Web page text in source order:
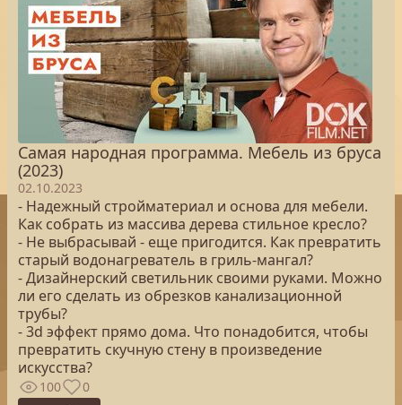
Самая народная программа. Мебель из бруса
(2023)
02.10.2023
- Надежный стройматериал и основа для мебели.
Как собрать из массива дерева стильное кресло?
- Не выбрасывай - еще пригодится. Как превратить
старый водонагреватель в гриль-мангал?
- Дизайнерский светильник своими руками. Можно
ли его сделать из обрезков канализационной
трубы?
- 3d эффект прямо дома. Что понадобится, чтобы
превратить скучную стену в произведение
искусства?
100 0